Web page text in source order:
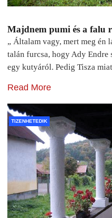
Majdnem pumi és a falu
„ Általam vagy, mert meg
talán furcsa, hogy Ady Endre
egy kutyáról. Pedig Tisza
Read More
TIZENHETEDIK